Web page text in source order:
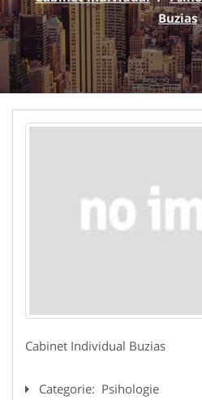
Buzias
Cabinet Individual Buzias
Categorie: Psihologie